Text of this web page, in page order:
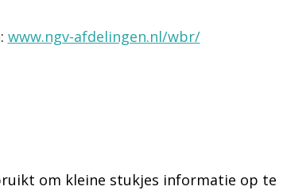
www.ngv-afdelingen.nl/wbr/
om kleine stukjes informatie op te